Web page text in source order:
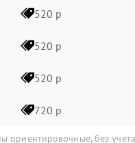
520 р
520 р
520 р
720 р
ориентировочные, без